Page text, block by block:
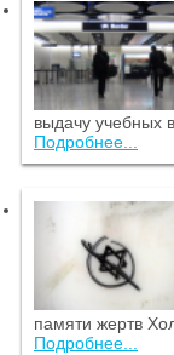
выдачу учебных
Подробнее...
памяти жертв
Подробнее...